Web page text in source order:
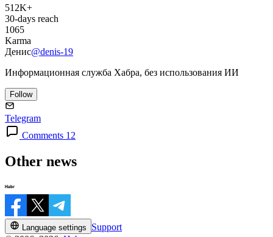
512K+
30-days reach
1065
Karma
Денис@denis-19
Информационная служба Хабра, без использования ИИ
Follow
Telegram
Comments 12
Other news
Language settings
Support